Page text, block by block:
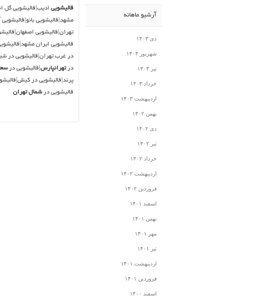
قالیشویی ادیب|قالیشویی گل
مشهد|قالیشویی
تهران|قالیشویی
قالیشویی ایران
در غرب تهران|قالیشویی در
درتهرانپارس |قالیشویی در
پرند|قالیشویی در
قالیشویی درشمال تهران
آرشیو ماهانه
دی ۱۴۰۳
شهریور ۱۴۰۳
تیر ۱۴۰۳
خرداد ۱۴۰۳
اردیبهشت ۱۴۰۳
بهمن ۱۴۰۲
دی ۱۴۰۲
تیر ۱۴۰۲
خرداد ۱۴۰۲
اردیبهشت ۱۴۰۲
فروردین ۱۴۰۲
اسفند ۱۴۰۱
بهمن ۱۴۰۱
مهر ۱۴۰۱
تیر ۱۴۰۱
اردیبهشت ۱۴۰۱
فروردین ۱۴۰۱
اسفند ۱۴۰۰